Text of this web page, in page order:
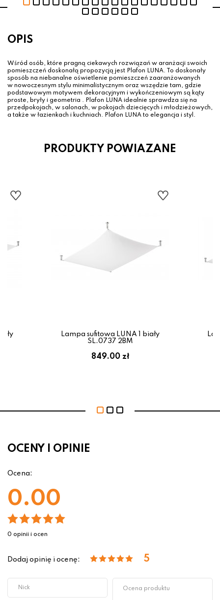
OPIS
Wśród osób, które pragną ciekawych rozwiązań w aranżacji swoich
pomieszczeń doskonałą propozycją jest Plafon LUNA. To doskonały
sposób na niebanalne oświetlenie pomieszczeń zaaranżowanych
w nowoczesnym stylu minimalistycznym oraz wszędzie tam, gdzie
podstawowym motywem dekoracyjnym i wykończeniowym są kąty
proste, bryły i geometria . Plafon LUNA idealnie sprawdza się na
przedpokojach, w salonach, w pokojach dziecięcych i młodzieżowych,
a także w łazienkach i kuchniach. Plafon LUNA to elegancja i styl.
PRODUKTY POWIAZANE
Lampa sufitowa LUNA 1 biały
SL.0737 2BM
849.00 zł
OCENY I OPINIE
Ocena:
0.00
0 opinii i ocen
Dodaj opinię i ocenę: 5